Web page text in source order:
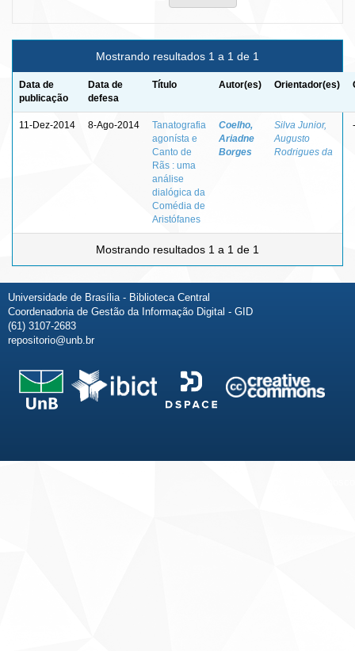
Mostrando resultados 1 a 1 de 1
Data de
publicação
Data de
defesa
Título Autor(es) Orientador(es)
11-Dez-2014 8-Ago-2014
Tanatografia
agonísta e
Canto de
Rãs : uma
análise
dialógica da
Comédia de
Aristófanes
Coelho,
Ariadne
Borges
Silva Junior,
Augusto
Rodrigues da
-
Mostrando resultados 1 a 1 de 1
Universidade de Brasília - Biblioteca Central
Coordenadoria de Gestão da Informação Digital - GID
(61) 3107-2683
repositorio@unb.br